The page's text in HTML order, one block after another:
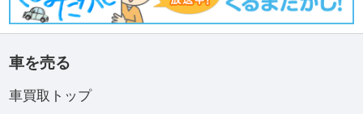
車を売る
車買取トップ